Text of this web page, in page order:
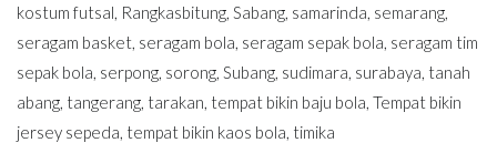
kostum futsal, Rangkasbitung, Sabang, samarinda, semarang,
seragam basket, seragam bola, seragam sepak bola, seragam tim
sepak bola, serpong, sorong, Subang, sudimara, surabaya, tanah
abang, tangerang, tarakan, tempat bikin baju bola, Tempat bikin
jersey sepeda, tempat bikin kaos bola, timika